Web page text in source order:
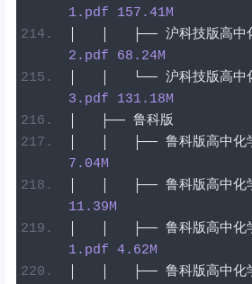
1.pdf 157.41M
├── 沪科技版高中
2 .pdf 68.24M
└── 沪科技版高中
3 .pdf 131.18M
├── 鲁科版
├── 鲁科版高中化
7.04M
├── 鲁科版高中化
11.39M
├── 鲁科版高中化
1.pdf 4.62M
├── 鲁科版高中化